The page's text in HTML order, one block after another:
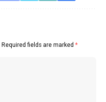
Required fields are marked *